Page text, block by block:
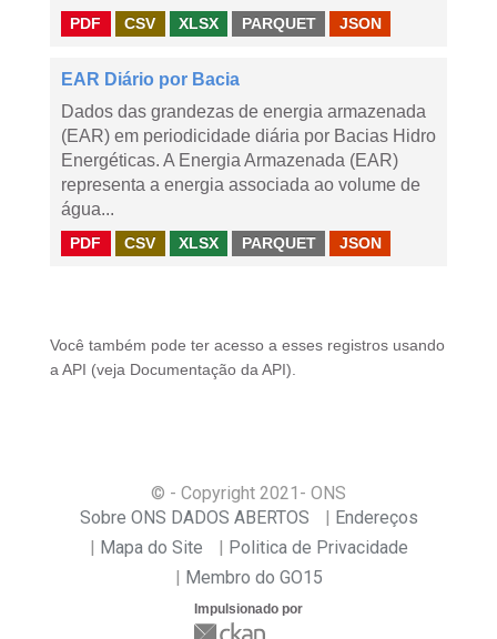
PDF CSV XLSX PARQUET JSON
EAR Diário por Bacia
Dados das grandezas de energia armazenada
(EAR) em periodicidade diária por Bacias Hidro
Energéticas. A Energia Armazenada (EAR)
representa a energia associada ao volume de
água...
PDF CSV XLSX PARQUET JSON
Você também pode ter acesso a esses registros usando
a API (veja Documentação da API ).
© - Copyright 2021 - ONS
Sobre ONS DADOS ABERTOS
Endereços
Mapa do Site
Politica de Privacidade
Membro do GO15
Impulsionado por